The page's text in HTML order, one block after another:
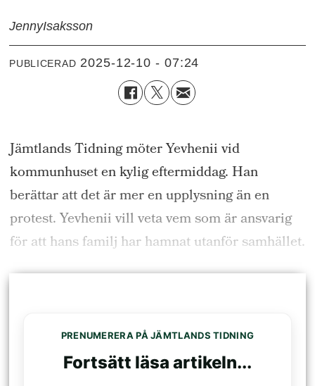
JennyIsaksson
PUBLICERAD 2025-12-10 - 07:24
Jämtlands Tidning möter Yevhenii vid
kommunhuset en kylig eftermiddag. Han
berättar att det är mer en upplysning än en
protest. Yevhenii vill veta vem som är ansvarig
för att hans familj har hamnat utanför samhället.
PRENUMERERA PÅ JÄMTLANDS TIDNING
Fortsätt läsa artikeln...